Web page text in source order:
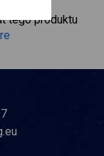
tego produktu